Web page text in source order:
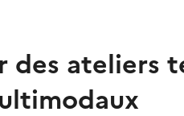
des ateliers